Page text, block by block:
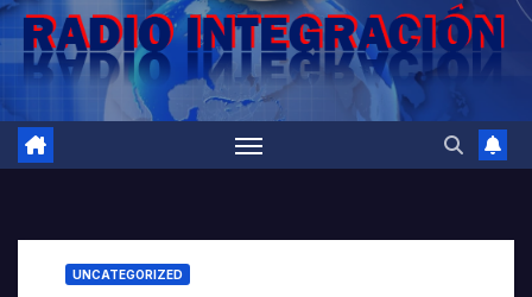
UNCATEGORIZED